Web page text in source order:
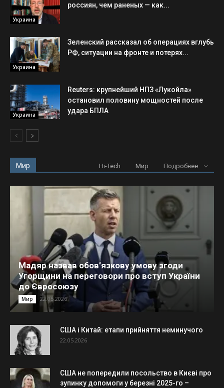
Украина
россиян, чем раненых — как...
Украина
Зеленский рассказал об операциях вглубь
РФ, ситуации на фронте и потерях...
Украина
Reuters: крупнейший НПЗ «Лукойла»
остановил половину мощностей после
удара БПЛА
Мир Hi-Tech Мир Подробнее
Мадяр назвав обов’язкову умову згоди
Угорщини на переговори про вступ України
до Євросоюзу
Мир 22.05.2026
США і Китай: етапи прийняття неминучого
22.05.2026
США не попередили посольство в Києві про
зупинку допомоги у березні 2025-го –